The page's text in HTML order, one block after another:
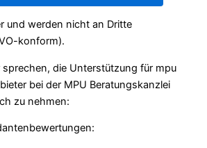
und werden nicht an Dritte
konform).
die Unterstützung für mpu
bei der MPU Beratungskanzlei
zu nehmen: